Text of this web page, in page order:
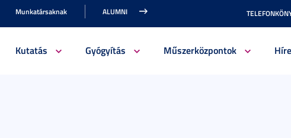
Munkatársaknak ALUMNI
Kutatás Gyógyítás Műszerközpontok